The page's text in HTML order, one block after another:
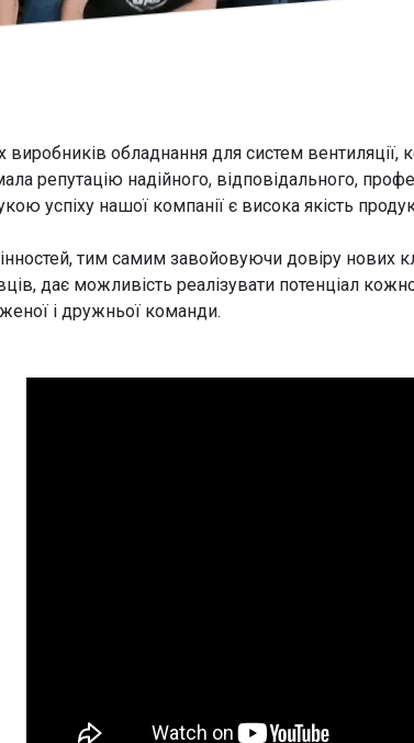
обладнання для систем вентиляції,
репутацію надійного, відповідального,
успіху нашої компанії є висока якість
тим самим завойовуючи довіру нових
дає можливість реалізувати потенціал
і дружньої команди.